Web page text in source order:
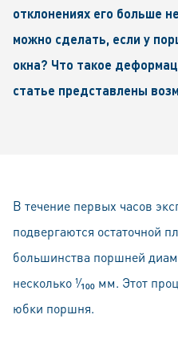
отклонениях его больше
можно сделать, если у
окна? Что такое
статье представлены
В течение первых часов
подвергаются остаточной
большинства поршней
несколько ¹⁄₁₀₀ мм. Этот
юбки поршня.